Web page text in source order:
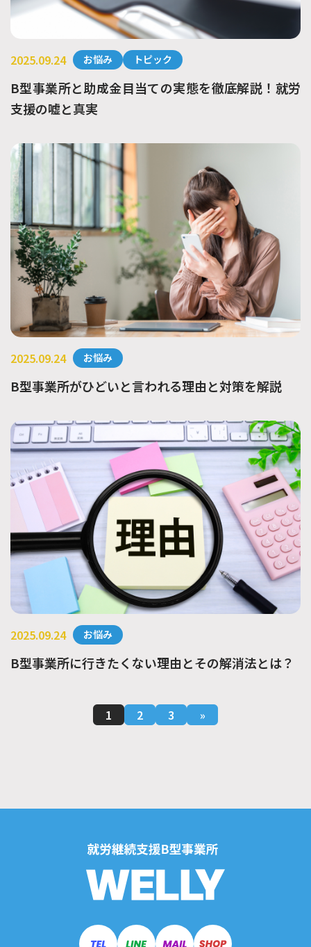
2025.09.24 お悩み トピック
B型事業所と助成金目当ての実態を徹底解説！就労
支援の嘘と真実
2025.09.24 お悩み
B型事業所がひどいと言われる理由と対策を解説
2025.09.24 お悩み
B型事業所に行きたくない理由とその解消法とは？
1 2 3 »